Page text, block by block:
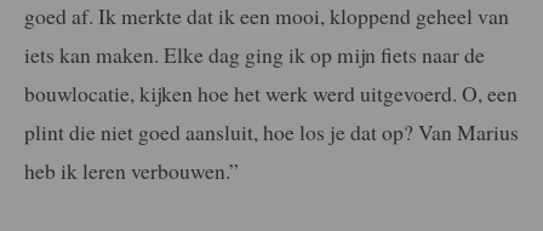
goed af. Ik merkte dat ik een mooi, kloppend geheel van
iets kan maken. Elke dag ging ik op mijn fiets naar de
bouwlocatie, kijken hoe het werk werd uitgevoerd. O, een
plint die niet goed aansluit, hoe los je dat op? Van Marius
heb ik leren verbouwen.”